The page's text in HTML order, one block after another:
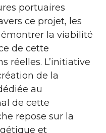
portuaires
ce projet, les
la viabilité
de cette
réelles. L’initiative
de la
au
de cette
repose sur la
et